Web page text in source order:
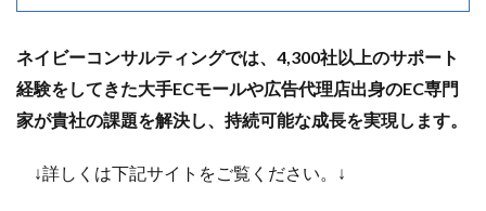
ネイビーコンサルティングでは、4,300社以上のサポート
経験をしてきた大手ECモールや広告代理店出身のEC専門
家が貴社の課題を解決し、持続可能な成長を実現します。
↓詳しくは下記サイトをご覧ください。↓